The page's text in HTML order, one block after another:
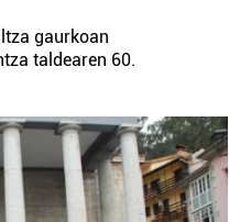
gaurkoan
taldearen 60.